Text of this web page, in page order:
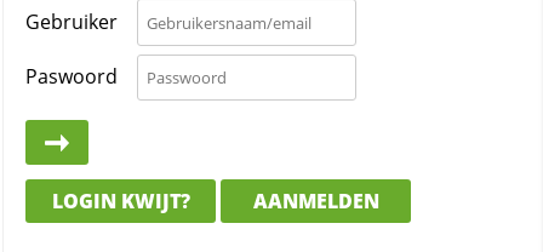
Gebruiker
Paswoord
LOGIN KWIJT? AANMELDEN